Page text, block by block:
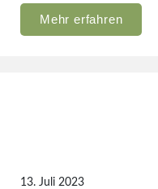
Mehr erfahren
13. Juli 2023